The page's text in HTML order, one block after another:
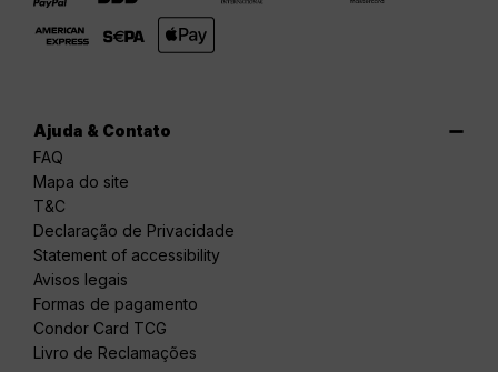
Ajuda & Contato
FAQ
Mapa do site
T&C
Declaração de Privacidade
Statement of accessibility
Avisos legais
Formas de pagamento
Condor Card TCG
Livro de Reclamações